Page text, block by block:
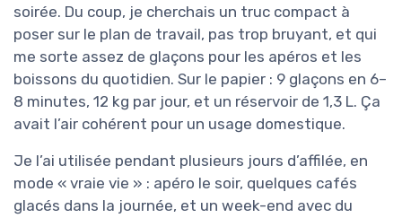
soirée. Du coup, je cherchais un truc compact à
poser sur le plan de travail, pas trop bruyant, et qui
me sorte assez de glaçons pour les apéros et les
boissons du quotidien. Sur le papier : 9 glaçons en 6–
8 minutes, 12 kg par jour, et un réservoir de 1,3 L. Ça
avait l’air cohérent pour un usage domestique.
Je l’ai utilisée pendant plusieurs jours d’affilée, en
mode « vraie vie » : apéro le soir, quelques cafés
glacés dans la journée, et un week-end avec du